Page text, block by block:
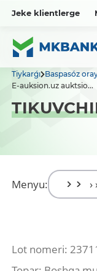
Jeke klientlerge
Tiykarǵı Baspasóz
E-auksion.uz auktsio...
Menyu:
Lot nomeri: